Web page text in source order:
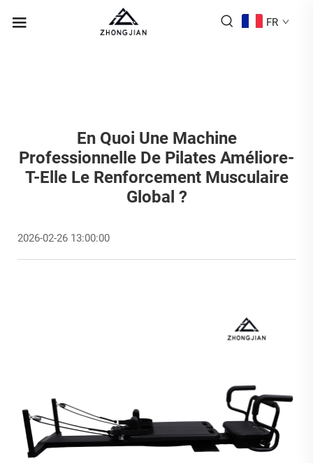
FR
En Quoi Une Machine
Professionnelle De Pilates Améliore-
T-Elle Le Renforcement Musculaire
Global ?
2026-02-26 13:00:00